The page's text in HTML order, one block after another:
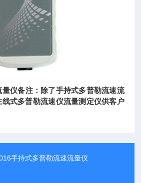
量仪备注：除了手持式多普勒流速流
式多普勒流速仪流量测定仪供客户
手持式多普勒流速流量仪